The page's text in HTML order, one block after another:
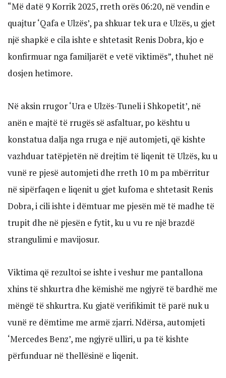
“Më datë 9 Korrik 2025, rreth orës 06:20, në vendin e
quajtur ‘Qafa e Ulzës’, pa shkuar tek ura e Ulzës, u gjet
një shapkë e cila ishte e shtetasit Renis Dobra, kjo e
konfirmuar nga familjarët e vetë viktimës”, thuhet në
dosjen hetimore.
Në aksin rrugor ‘Ura e Ulzës-Tuneli i Shkopetit’, në
anën e majtë të rrugës së asfaltuar, po kështu u
konstatua dalja nga rruga e një automjeti, që kishte
vazhduar tatëpjetën në drejtim të liqenit të Ulzës, ku u
vunë re pjesë automjeti dhe rreth 10 m pa mbërritur
në sipërfaqen e liqenit u gjet kufoma e shtetasit Renis
Dobra, i cili ishte i dëmtuar me pjesën më të madhe të
trupit dhe në pjesën e fytit, ku u vu re një brazdë
strangulimi e mavijosur.
Viktima që rezultoi se ishte i veshur me pantallona
xhins të shkurtra dhe këmishë me ngjyrë të bardhë me
mëngë të shkurtra. Ku gjatë verifikimit të parë nuk u
vunë re dëmtime me armë zjarri. Ndërsa, automjeti
‘Mercedes Benz’, me ngjyrë ulliri, u pa të kishte
përfunduar në thellësinë e liqenit.